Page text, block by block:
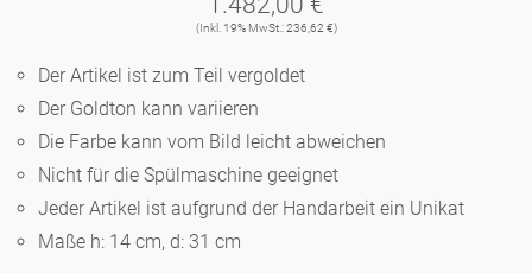
Porzellan
Ozean
klassische Musiker
zeitgenössische Musiker
Kleine Kaffeetasse 'Glam'
Runde Teller - weiß
Ovale Teller - weiß
Runde Teller 'de Luxe'
Noël
Teekanne
Vasen 'de Luxe'
Vasen
Fressnapf
Goldener Käfig
Korb 'de Luxe'
Schalen 'de Luxe'
Hors d'Œvre
Bad
Schnickschnack
Präsentation
Spielen
Dies & Das
Figuren
Schachspiel Alice
Berliner Duft
(Inkl. 19% MwSt.: 236,62 €)
Der Artikel ist zum Teil vergoldet
Der Goldton kann variieren
Die Farbe kann vom Bild leicht abweichen
Nicht für die Spülmaschine geeignet
Jeder Artikel ist aufgrund der Handarbeit ein Unikat
Maße h: 14 cm, d: 31 cm